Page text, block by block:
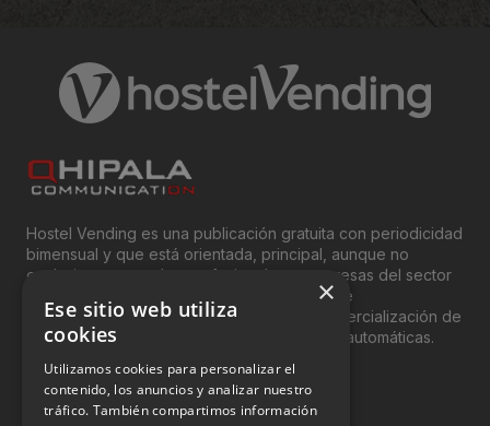
Hostel Vending es una publicación gratuita con periodicidad
bimensual y que está orientada, principal, aunque no
exclusivamente, a los profesionales y empresas del sector
del “Vending”; nombre con el que se conoce
genéricamente entre profesionales a la comercialización de
productos y servicios a través de máquinas automáticas.
INFORMACIÓN LEGAL
×
Ese sitio web utiliza
cookies
Utilizamos cookies para personalizar el
contenido, los anuncios y analizar nuestro
tráfico. También compartimos información